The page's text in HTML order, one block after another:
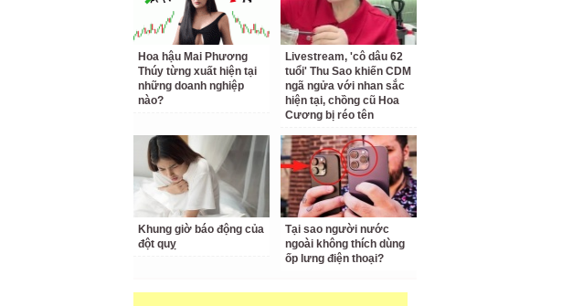
Hoa hậu Mai Phương
Thúy từng xuất hiện tại
những doanh nghiệp
nào?
Livestream, 'cô dâu 62
tuổi' Thu Sao khiến CDM
ngã ngửa với nhan sắc
hiện tại, chồng cũ Hoa
Cương bị réo tên
Khung giờ báo động của
đột quỵ
Tại sao người nước
ngoài không thích dùng
ốp lưng điện thoại?